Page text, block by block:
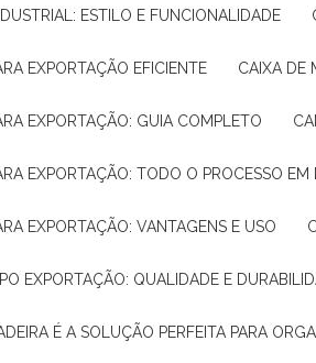
ESTILO E FUNCIONALIDADE
EXPORTAÇÃO EFICIENTE CAIXA
EXPORTAÇÃO: GUIA COMPLETO
EXPORTAÇÃO: TODO O PROCESSO EM
EXPORTAÇÃO: VANTAGENS E USO
EXPORTAÇÃO: QUALIDADE E
É A SOLUÇÃO PERFEITA PARA